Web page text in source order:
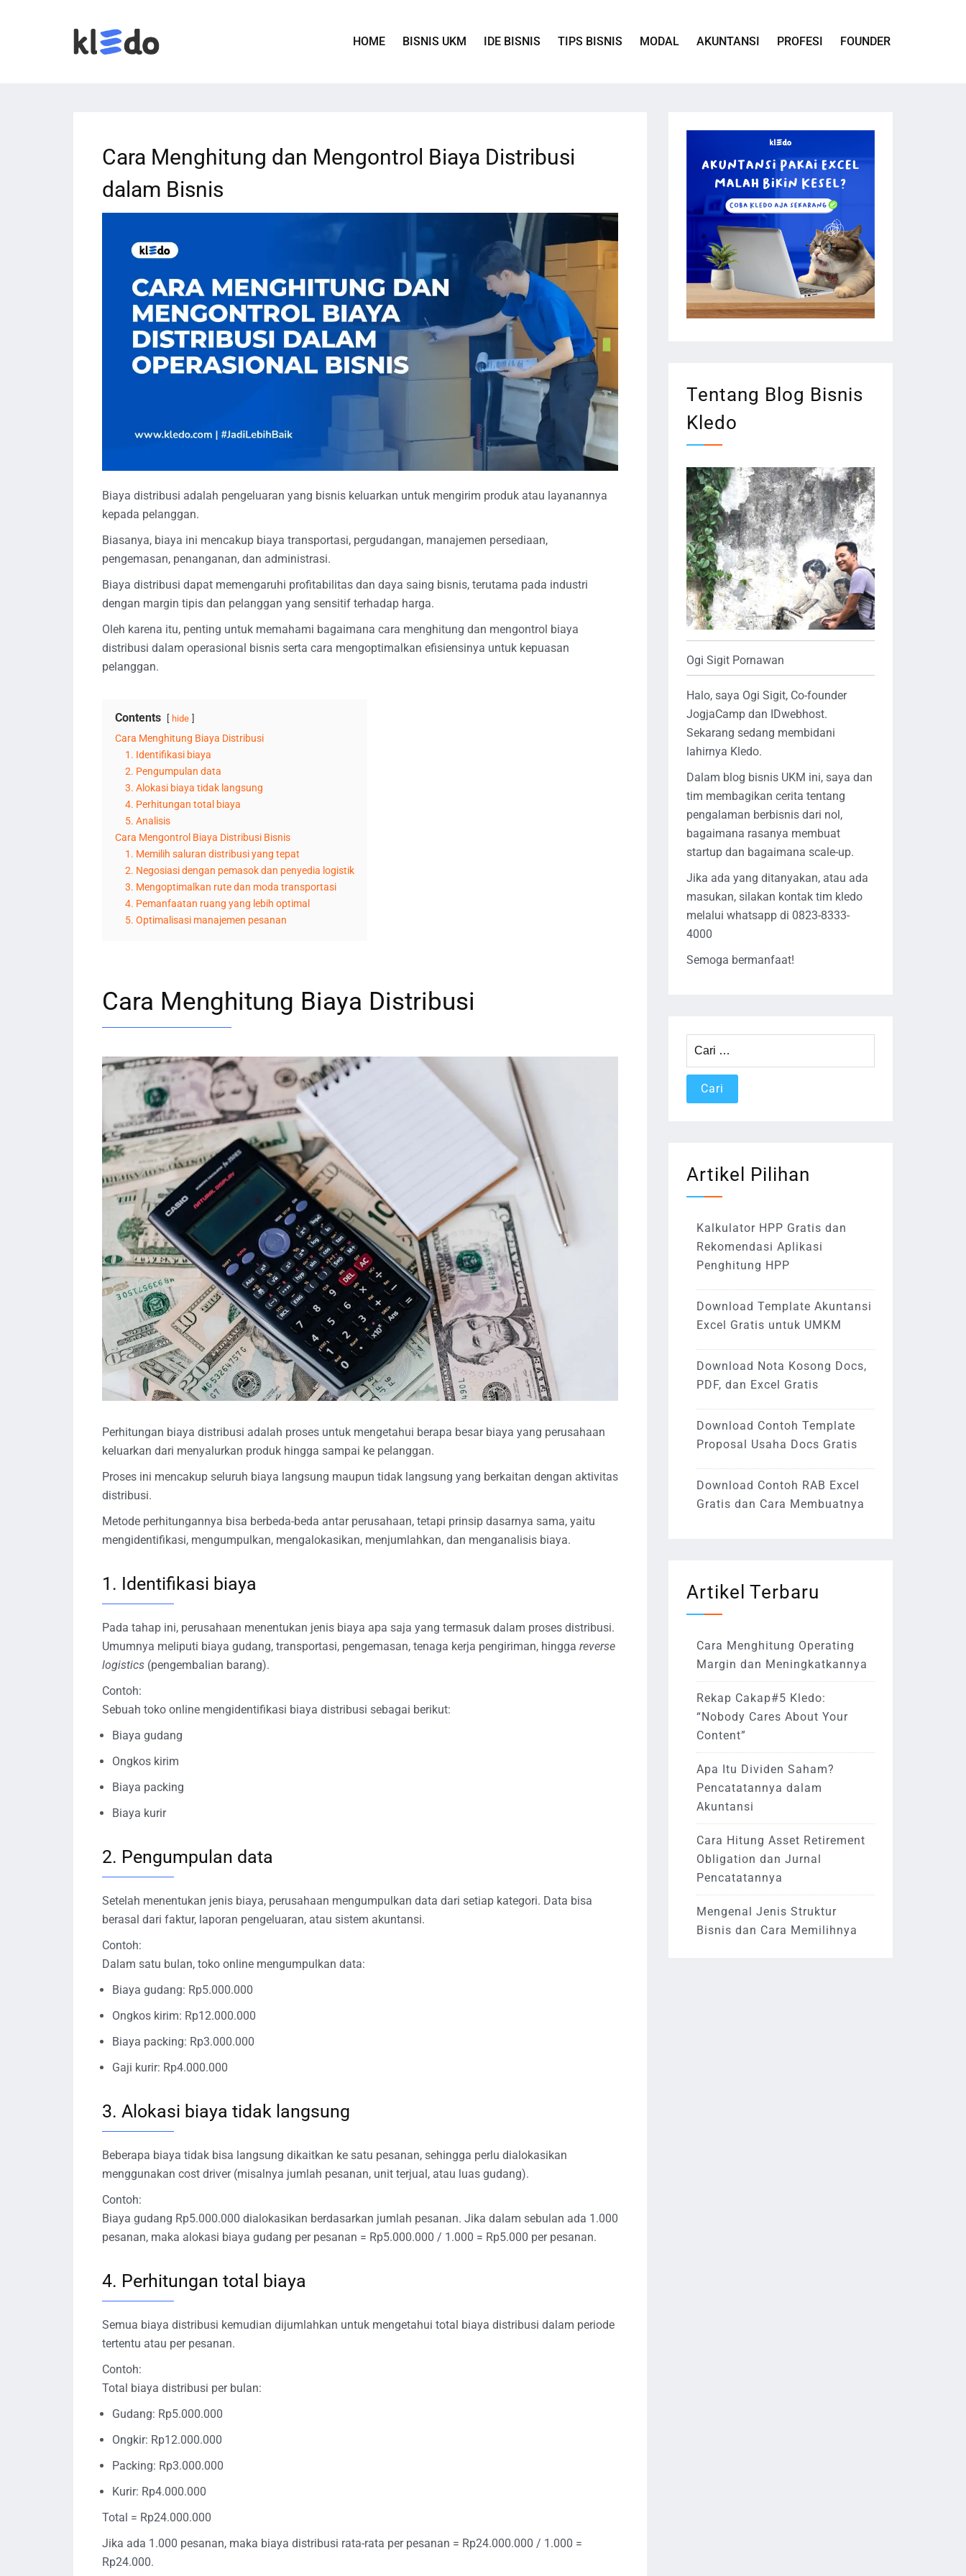
HOME BISNIS UKM IDE BISNIS TIPS BISNIS MODAL AKUNTANSI PROFESI FOUNDER
Cara Menghitung dan Mengontrol Biaya Distribusi
dalam Bisnis
Biaya distribusi adalah pengeluaran yang bisnis keluarkan untuk mengirim produk atau layanannya
kepada pelanggan.
Biasanya, biaya ini mencakup biaya transportasi, pergudangan, manajemen persediaan,
pengemasan, penanganan, dan administrasi.
Biaya distribusi dapat memengaruhi profitabilitas dan daya saing bisnis, terutama pada industri
dengan margin tipis dan pelanggan yang sensitif terhadap harga.
Oleh karena itu, penting untuk memahami bagaimana cara menghitung dan mengontrol biaya
distribusi dalam operasional bisnis serta cara mengoptimalkan efisiensinya untuk kepuasan
pelanggan.
Contents hide
Cara Menghitung Biaya Distribusi
1. Identifikasi biaya
2. Pengumpulan data
3. Alokasi biaya tidak langsung
4. Perhitungan total biaya
5. Analisis
Cara Mengontrol Biaya Distribusi Bisnis
1. Memilih saluran distribusi yang tepat
2. Negosiasi dengan pemasok dan penyedia logistik
3. Mengoptimalkan rute dan moda transportasi
4. Pemanfaatan ruang yang lebih optimal
5. Optimalisasi manajemen pesanan
Cara Menghitung Biaya Distribusi
Perhitungan biaya distribusi adalah proses untuk mengetahui berapa besar biaya yang perusahaan
keluarkan dari menyalurkan produk hingga sampai ke pelanggan.
Proses ini mencakup seluruh biaya langsung maupun tidak langsung yang berkaitan dengan aktivitas
distribusi.
Metode perhitungannya bisa berbeda-beda antar perusahaan, tetapi prinsip dasarnya sama, yaitu
mengidentifikasi, mengumpulkan, mengalokasikan, menjumlahkan, dan menganalisis biaya.
1. Identifikasi biaya
Pada tahap ini, perusahaan menentukan jenis biaya apa saja yang termasuk dalam proses distribusi.
Umumnya meliputi biaya gudang, transportasi, pengemasan, tenaga kerja pengiriman, hingga reverse
logistics (pengembalian barang).
Contoh:
Sebuah toko online mengidentifikasi biaya distribusi sebagai berikut:
Biaya gudang
Ongkos kirim
Biaya packing
Biaya kurir
2. Pengumpulan data
Setelah menentukan jenis biaya, perusahaan mengumpulkan data dari setiap kategori. Data bisa
berasal dari faktur, laporan pengeluaran, atau sistem akuntansi.
Contoh:
Dalam satu bulan, toko online mengumpulkan data:
Biaya gudang: Rp5.000.000
Ongkos kirim: Rp12.000.000
Biaya packing: Rp3.000.000
Gaji kurir: Rp4.000.000
3. Alokasi biaya tidak langsung
Beberapa biaya tidak bisa langsung dikaitkan ke satu pesanan, sehingga perlu dialokasikan
menggunakan cost driver (misalnya jumlah pesanan, unit terjual, atau luas gudang).
Contoh:
Biaya gudang Rp5.000.000 dialokasikan berdasarkan jumlah pesanan. Jika dalam sebulan ada 1.000
pesanan, maka alokasi biaya gudang per pesanan = Rp5.000.000 / 1.000 = Rp5.000 per pesanan.
4. Perhitungan total biaya
Semua biaya distribusi kemudian dijumlahkan untuk mengetahui total biaya distribusi dalam periode
tertentu atau per pesanan.
Contoh:
Total biaya distribusi per bulan:
Gudang: Rp5.000.000
Ongkir: Rp12.000.000
Packing: Rp3.000.000
Kurir: Rp4.000.000
Total = Rp24.000.000
Jika ada 1.000 pesanan, maka biaya distribusi rata-rata per pesanan = Rp24.000.000 / 1.000 =
Rp24.000.
Tentang Blog Bisnis
Kledo
Ogi Sigit Pornawan
Halo, saya Ogi Sigit, Co-founder
JogjaCamp dan IDwebhost.
Sekarang sedang membidani
lahirnya Kledo.
Dalam blog bisnis UKM ini, saya dan
tim membagikan cerita tentang
pengalaman berbisnis dari nol,
bagaimana rasanya membuat
startup dan bagaimana scale-up.
Jika ada yang ditanyakan, atau ada
masukan, silakan kontak tim kledo
melalui whatsapp di 0823-8333-
4000
Semoga bermanfaat!
untuk:
Artikel Pilihan
Kalkulator HPP Gratis dan
Rekomendasi Aplikasi
Penghitung HPP
Download Template Akuntansi
Excel Gratis untuk UMKM
Download Nota Kosong Docs,
PDF, dan Excel Gratis
Download Contoh Template
Proposal Usaha Docs Gratis
Download Contoh RAB Excel
Gratis dan Cara Membuatnya
Artikel Terbaru
Cara Menghitung Operating
Margin dan Meningkatkannya
Rekap Cakap#5 Kledo:
“Nobody Cares About Your
Content”
Apa Itu Dividen Saham?
Pencatatannya dalam
Akuntansi
Cara Hitung Asset Retirement
Obligation dan Jurnal
Pencatatannya
Mengenal Jenis Struktur
Bisnis dan Cara Memilihnya